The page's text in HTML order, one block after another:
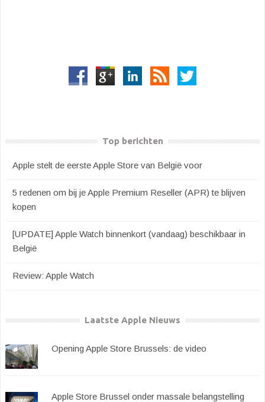
Top berichten
Apple stelt de eerste Apple Store van België voor
5 redenen om bij je Apple Premium Reseller (APR) te blijven
kopen
[UPDATE] Apple Watch binnenkort (vandaag) beschikbaar in
België
Review: Apple Watch
Laatste Apple Nieuws
Opening Apple Store Brussels: de video
Apple Store Brussel onder massale belangstelling